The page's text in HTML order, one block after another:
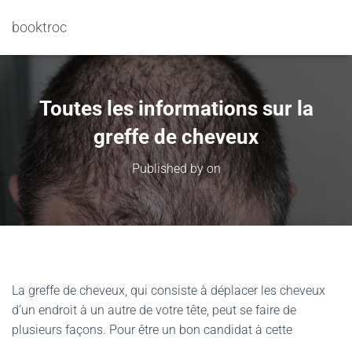
booktroc
Toutes les informations sur la
greffe de cheveux
Published byon
La greffe de cheveux, qui consiste à déplacer les cheveux
d’un endroit à un autre de votre tête, peut se faire de
plusieurs façons. Pour être un bon candidat à cette